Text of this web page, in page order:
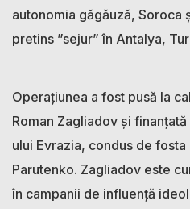
autonomia găgăuză, Soroca
pretins ”sejur” în Antalya,
Operațiunea a fost pusă la
Roman Zagliadov și
ului Evrazia, condus de
Parutenko. Zagliadov este
în campanii de influență